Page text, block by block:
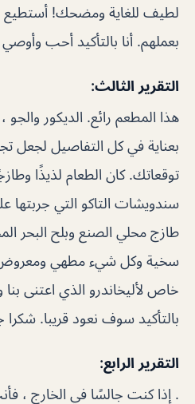
لطيف للغاية ومضحك! أستطيع
بعملهم. أنا بالتأكيد أحب
التقرير الثالث:
هذا المطعم رائع. الديكور
بعناية في كل التفاصيل لجعل
توقعاتك. كان الطعام لذيذًا
سندويشات التاكو التي جربتها
طازج محلي الصنع وبلح البحر
سخية وكل شيء مطهي ومعروض
خاص لأليخاندرو الذي اعتنى
بالتأكيد سوف نعود قريبا. شكرا
التقرير الرابع:
. إذا كنت جالسًا في الخارج ،